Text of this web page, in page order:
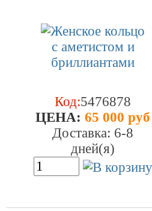
Код:5476878
ЦEHA: 65 000 руб
Доставка: 6-8
дней(я)